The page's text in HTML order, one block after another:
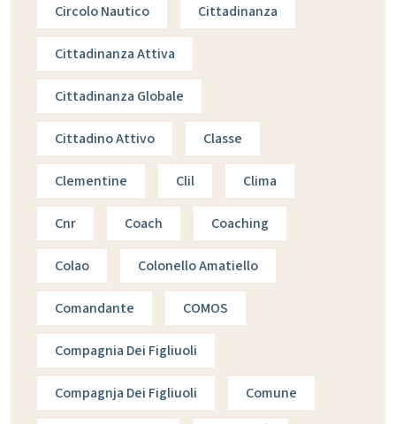
Circolo Nautico Cittadinanza
Cittadinanza Attiva
Cittadinanza Globale
Cittadino Attivo Classe
Clementine Clil Clima
Cnr Coach Coaching
Colao Colonello Amatiello
Comandante COMOS
Compagnia Dei Figliuoli
Compagnja Dei Figliuoli Comune